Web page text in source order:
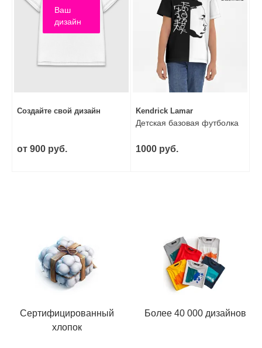
Ваш
дизайн
Создайте свой дизайн
от 900 руб.
Kendrick Lamar
Детская базовая футболка
1000 руб.
Сертифицированный
хлопок
Более 40 000 дизайнов